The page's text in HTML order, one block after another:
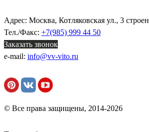
Адрес: Москва, Котляковская ул., 3
Тел./Факс: +7(985) 999 44 50
Заказать звонок
e-mail: info@vv-vito.ru
© Все права защищены, 2014-2026